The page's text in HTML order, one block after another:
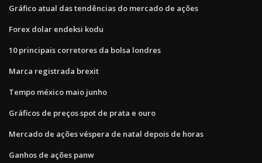
Gráfico atual das tendências do mercado de ações
Forex dolar endeksi kodu
10 principais corretores da bolsa londres
Marca registrada brexit
Tempo méxico maio junho
Gráficos de preços spot de prata e ouro
Mercado de ações véspera de natal depois de horas
Ganhos de ações panw